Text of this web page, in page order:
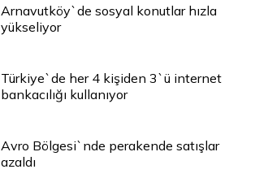
Arnavutköy`de sosyal konutlar hızla
yükseliyor
Türkiye`de her 4 kişiden 3`ü internet
bankacılığı kullanıyor
Avro Bölgesi`nde perakende satışlar
azaldı